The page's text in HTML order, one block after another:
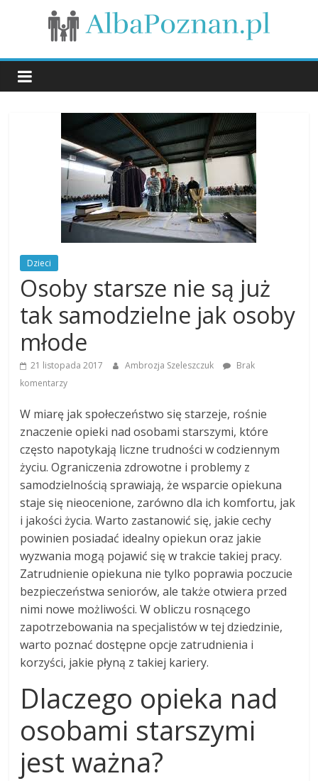
Dzieci
i
rodzina
Dzieci
Osoby starsze nie są już
tak samodzielne jak osoby
młode
21 listopada 2017 Ambrozja Szeleszczuk
Brak
komentarzy
W miarę jak społeczeństwo się starzeje, rośnie
znaczenie opieki nad osobami starszymi, które
często napotykają liczne trudności w codziennym
życiu. Ograniczenia zdrowotne i problemy z
samodzielnością sprawiają, że wsparcie opiekuna
staje się nieocenione, zarówno dla ich komfortu, jak
i jakości życia. Warto zastanowić się, jakie cechy
powinien posiadać idealny opiekun oraz jakie
wyzwania mogą pojawić się w trakcie takiej pracy.
Zatrudnienie opiekuna nie tylko poprawia poczucie
bezpieczeństwa seniorów, ale także otwiera przed
nimi nowe możliwości. W obliczu rosnącego
zapotrzebowania na specjalistów w tej dziedzinie,
warto poznać dostępne opcje zatrudnienia i
korzyści, jakie płyną z takiej kariery.
Dlaczego opieka nad
osobami starszymi
jest ważna?